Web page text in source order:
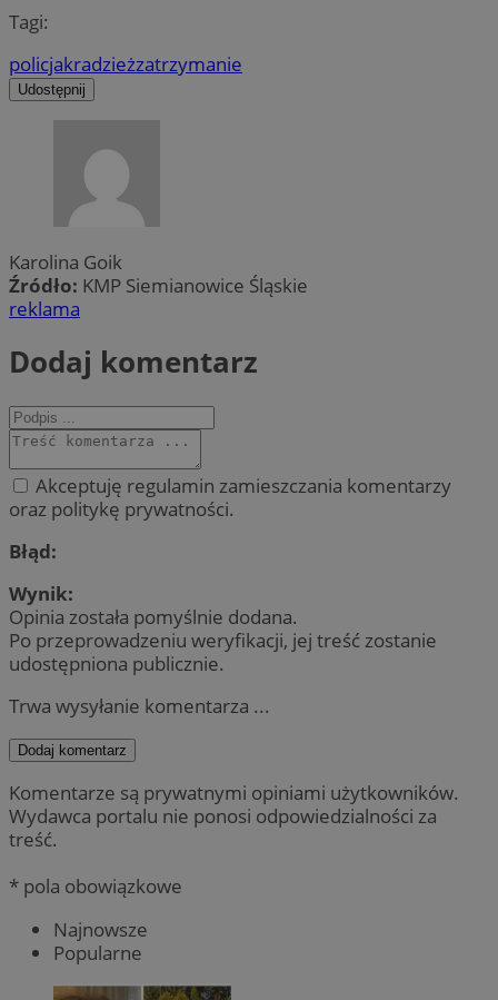
Tagi:
policjakradzieżzatrzymanie
Udostępnij
Karolina Goik
Źródło: KMP Siemianowice Śląskie
reklama
Dodaj komentarz
Akceptuję regulamin zamieszczania komentarzy
oraz politykę prywatności.
Błąd:
Wynik:
Opinia została pomyślnie dodana.
Po przeprowadzeniu weryfikacji, jej treść zostanie
udostępniona publicznie.
Trwa wysyłanie komentarza ...
Dodaj komentarz
Komentarze są prywatnymi opiniami użytkowników.
Wydawca portalu nie ponosi odpowiedzialności za
treść.
* pola obowiązkowe
Najnowsze
Popularne